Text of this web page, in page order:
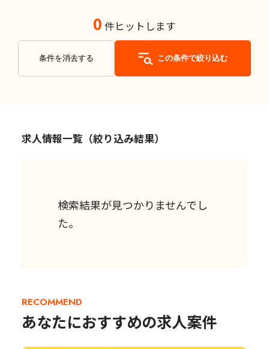
0 件ヒットします
条件を消去する この条件で絞り込む
求人情報一覧（絞り込み結果）
検索結果が見つかりませんでし
た。
RECOMMEND
あなたにおすすめの求人案件